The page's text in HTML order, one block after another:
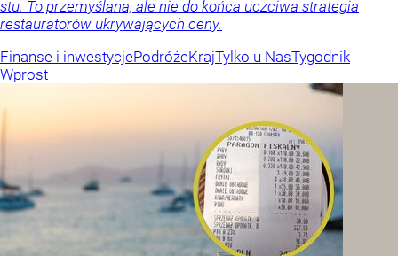
stu. To przemyślana, ale nie do końca uczciwa strategia
restauratorów ukrywających ceny.
Finanse i inwestycjePodróżeKrajTylko u NasTygodnik
Wprost